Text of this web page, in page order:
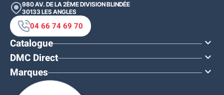
980 AV. DE LA 2ÈME DIVISION BLINDÉE
30133 LES ANGLES
04 66 74 69 70
Catalogue 
DMC Direct 
Marques 